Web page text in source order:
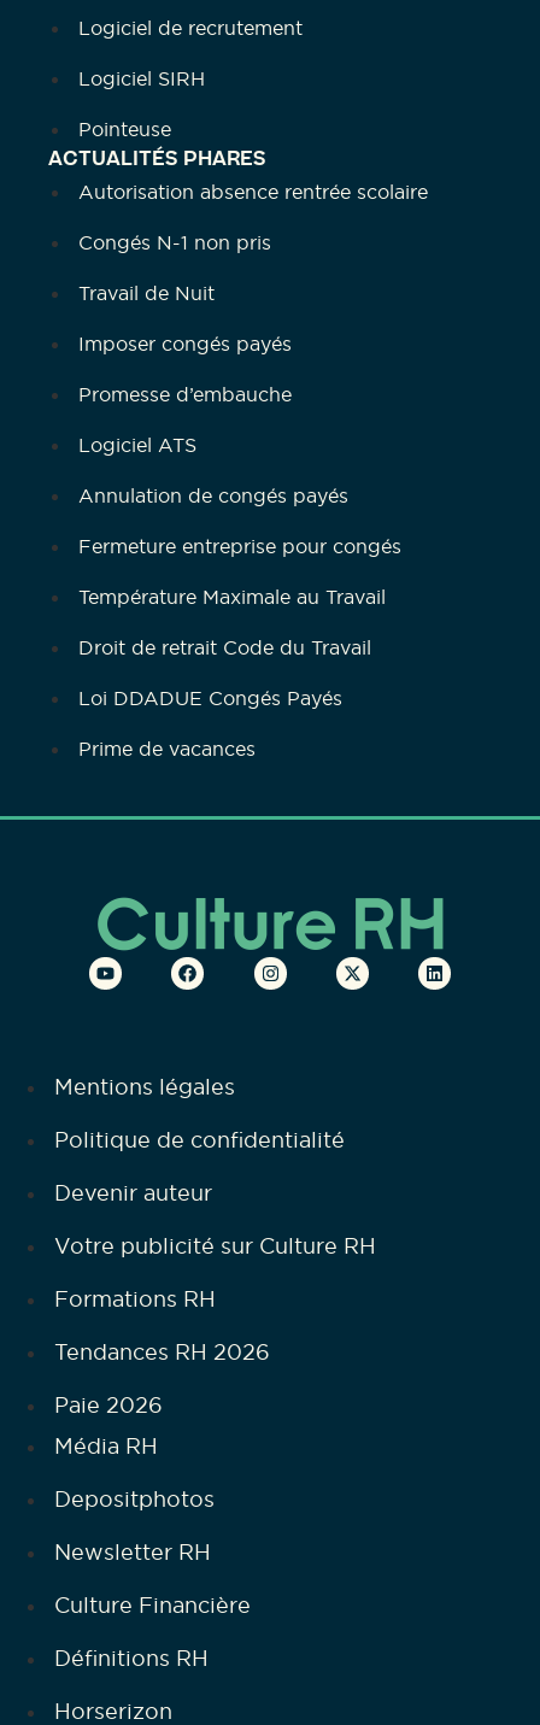
Logiciel de recrutement
Logiciel SIRH
Pointeuse
ACTUALITÉS PHARES
Autorisation absence rentrée scolaire
Congés N-1 non pris
Travail de Nuit
Imposer congés payés
Promesse d’embauche
Logiciel ATS
Annulation de congés payés
Fermeture entreprise pour congés
Température Maximale au Travail
Droit de retrait Code du Travail
Loi DDADUE Congés Payés
Prime de vacances
Mentions légales
Politique de confidentialité
Devenir auteur
Votre publicité sur Culture RH
Formations RH
Tendances RH 2026
Paie 2026
Média RH
Depositphotos
Newsletter RH
Culture Financière
Définitions RH
Horserizon